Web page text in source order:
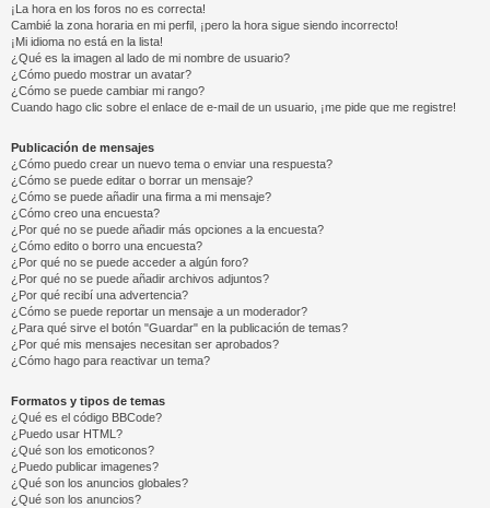
¡La hora en los foros no es correcta!
Cambié la zona horaria en mi perfil, ¡pero la hora sigue siendo incorrecto!
¡Mi idioma no está en la lista!
¿Qué es la imagen al lado de mi nombre de usuario?
¿Cómo puedo mostrar un avatar?
¿Cómo se puede cambiar mi rango?
Cuando hago clic sobre el enlace de e-mail de un usuario, ¡me pide que me registre!
Publicación de mensajes
¿Cómo puedo crear un nuevo tema o enviar una respuesta?
¿Cómo se puede editar o borrar un mensaje?
¿Cómo se puede añadir una firma a mi mensaje?
¿Cómo creo una encuesta?
¿Por qué no se puede añadir más opciones a la encuesta?
¿Cómo edito o borro una encuesta?
¿Por qué no se puede acceder a algún foro?
¿Por qué no se puede añadir archivos adjuntos?
¿Por qué recibí una advertencia?
¿Cómo se puede reportar un mensaje a un moderador?
¿Para qué sirve el botón "Guardar" en la publicación de temas?
¿Por qué mis mensajes necesitan ser aprobados?
¿Cómo hago para reactivar un tema?
Formatos y tipos de temas
¿Qué es el código BBCode?
¿Puedo usar HTML?
¿Qué son los emoticonos?
¿Puedo publicar imagenes?
¿Qué son los anuncios globales?
¿Qué son los anuncios?